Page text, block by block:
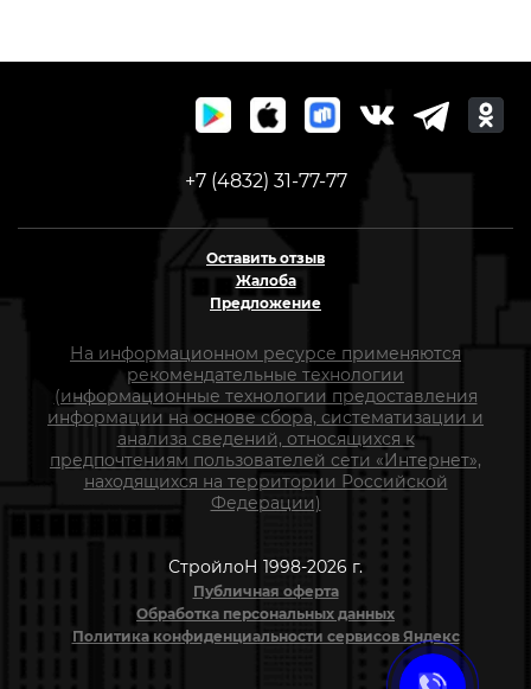
+7 (4832) 31-77-77
Оставить отзыв
Жалоба
Предложение
На информационном ресурсе применяются
рекомендательные технологии
(информационные технологии предоставления
информации на основе сбора, систематизации и
анализа сведений, относящихся к
предпочтениям пользователей сети «Интернет»,
находящихся на территории Российской
Федерации)
СтройлоН 1998-2026 г.
Публичная оферта
Обработка персональных данных
Политика конфиденциальности сервисов Яндекс